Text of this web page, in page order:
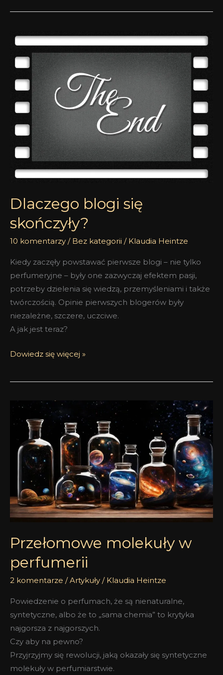
Dlaczego blogi się
skończyły?
10 komentarzy / Bez kategorii / Klaudia Heintze
Kiedy zaczęły powstawać pierwsze blogi – nie tylko
perfumeryjne – były one zazwyczaj efektem pasji,
potrzeby dzielenia się wiedzą, przemyśleniami i także
twórczością. Opinie pierwszych blogerów były
niezależne, szczere, uczciwe.
A jak jest teraz?
Dlaczego
skończyły?
Dowiedz się więcej »
Przełomowe molekuły w
perfumerii
2 komentarze /Artykuły / Klaudia Heintze
Powiedzenie o perfumach, że są nienaturalne,
syntetyczne, albo że to „sama chemia” to krytyka
najgorsza z najgorszych.
Czy aby na pewno?
Przyjrzyjmy się rewolucji, jaką okazały się syntetyczne
molekuły w perfumiarstwie.
Przełomowe
molekuły
perfumerii